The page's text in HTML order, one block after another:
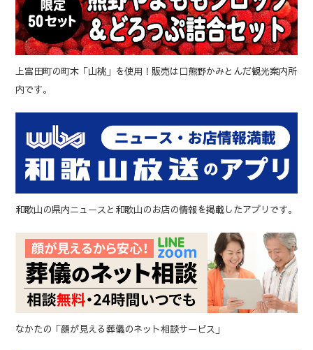
上富田町の町木「山桃」を使用！販売は口熊野かみとんだ観光案内所
内です。
和歌山の県内ニュースと和歌山のお店の情報を掲載したアプリです。
なかたの「顔が見える葬儀のネット相談サービス」